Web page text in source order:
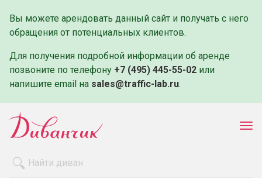
Вы можете арендовать данный сайт и получать с него
обращения от потенциальных клиентов.
Для получения подробной информации об аренде
позвоните по телефону +7 (495) 445-55-02 или
напишите email на sales@traffic-lab.ru.